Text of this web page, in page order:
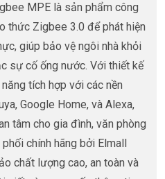
MPE là sản phẩm công
thức Zigbee 3.0 để phát hiện
giúp bảo vệ ngôi nhà khỏi
sự cố ống nước. Với thiết kế
tích hợp với các nền
Google Home, và Alexa,
tâm cho gia đình, văn phòng
chính hãng bởi Elmall
chất lượng cao, an toàn và